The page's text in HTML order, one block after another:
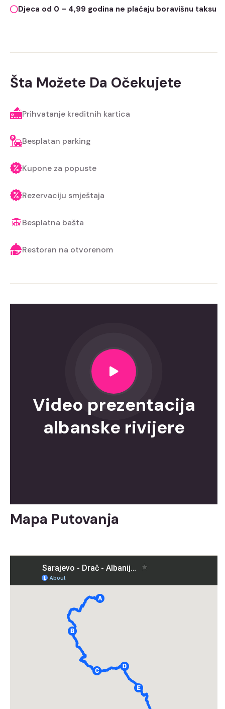
Djeca od 0 – 4,99 godina ne plaćaju boravišnu taksu
Šta Možete Da Očekujete
Prihvatanje kreditnih kartica
Besplatan parking
Kupone za popuste
Rezervaciju smještaja
Besplatna bašta
Restoran na otvorenom
Video prezentacija
albanske rivijere
Mapa Putovanja